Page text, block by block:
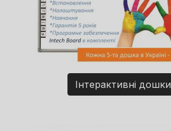
Інтерактивні дошки